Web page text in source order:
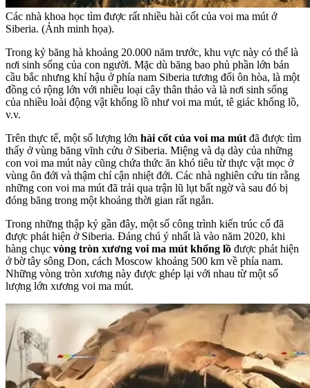
Các nhà khoa học tìm được rất nhiều hài cốt của voi ma mút ở
Siberia. (Ảnh minh họa).
Trong kỷ băng hà khoảng 20.000 năm trước, khu vực này có thể là
nơi sinh sống của con người. Mặc dù băng bao phủ phần lớn bán
cầu bắc nhưng khí hậu ở phía nam Siberia tương đối ôn hòa, là một
đồng cỏ rộng lớn với nhiều loại cây thân thảo và là nơi sinh sống
của nhiều loài động vật khổng lồ như voi ma mút, tê giác khổng lồ,
v.v.
Trên thực tế, một số lượng lớn hài cốt của voi ma mút đã được tìm
thấy ở vùng băng vĩnh cửu ở Siberia. Miệng và dạ dày của những
con voi ma mút này cũng chứa thức ăn khó tiêu từ thực vật mọc ở
vùng ôn đới và thậm chí cận nhiệt đới. Các nhà nghiên cứu tin rằng
những con voi ma mút đã trải qua trận lũ lụt bất ngờ và sau đó bị
đóng băng trong một khoảng thời gian rất ngắn.
Trong những thập kỷ gần đây, một số công trình kiến trúc cổ đã
được phát hiện ở Siberia. Đáng chú ý nhất là vào năm 2020, khi
hàng chục vòng tròn xương voi ma mút khổng lồ được phát hiện
ở bờ tây sông Don, cách Moscow khoảng 500 km về phía nam.
Những vòng tròn xương này được ghép lại với nhau từ một số
lượng lớn xương voi ma mút.